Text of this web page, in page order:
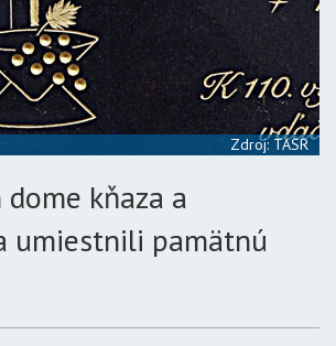
Zdroj: TASR
kňaza a
umiestnili pamätnú